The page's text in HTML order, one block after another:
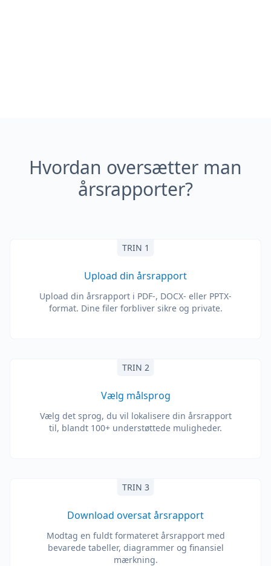
Hvordan oversætter man
årsrapporter?
TRIN 1
Upload din årsrapport
Upload din årsrapport i PDF-, DOCX- eller PPTX-
format. Dine filer forbliver sikre og private.
TRIN 2
Vælg målsprog
Vælg det sprog, du vil lokalisere din årsrapport
til, blandt 100+ understøttede muligheder.
TRIN 3
Download oversat årsrapport
Modtag en fuldt formateret årsrapport med
bevarede tabeller, diagrammer og finansiel
mærkning.